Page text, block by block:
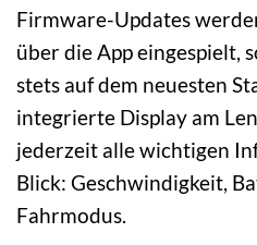
Firmware-Updates
über die App eingespielt,
stets auf dem neuesten
integrierte Display am
jederzeit alle wichtigen
Blick: Geschwindigkeit,
Fahrmodus.